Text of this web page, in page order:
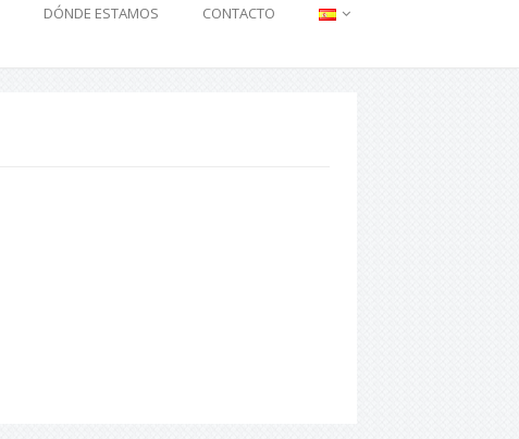
DÓNDE ESTAMOS CONTACTO